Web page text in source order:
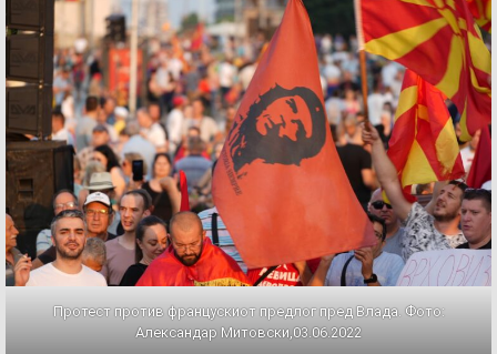
Протест против францускиот предлог пред Влада. Фото:
Александар Митовски,03.06.2022